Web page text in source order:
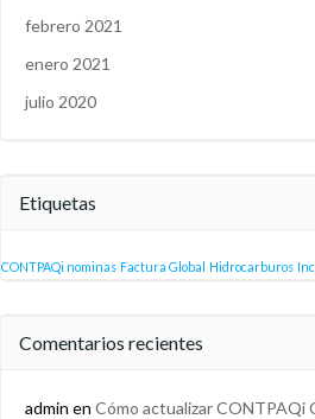
febrero 2021
enero 2021
julio 2020
Etiquetas
CONTPAQi nominas Factura Global Hidrocarburos
Comentarios recientes
admin en Cómo actualizar CONTPAQi